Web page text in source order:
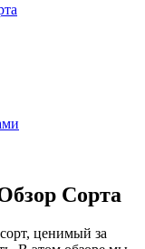
Сорта
ценимый за